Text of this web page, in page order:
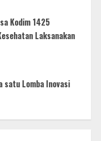
Kodim 1425
Laksanakan
satu Lomba Inovasi